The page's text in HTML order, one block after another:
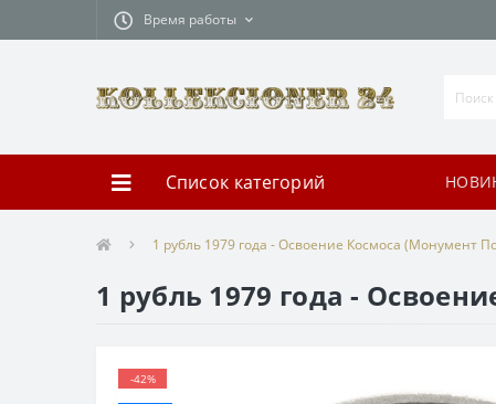
Время работы
Список категорий
1 рубль 1979 года - Освоение Космоса (Монумент
1 рубль 1979 года -
-42%